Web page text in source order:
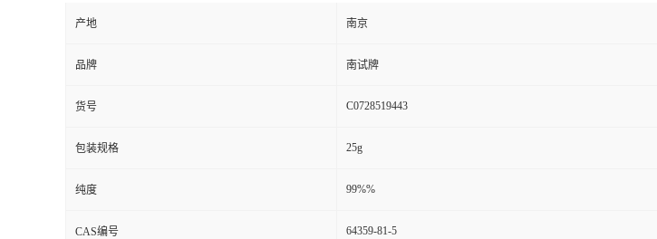
产地 南京
品牌 南试牌
货号 C0728519443
包装规格 25g
纯度 99%%
CAS编号 64359-81-5